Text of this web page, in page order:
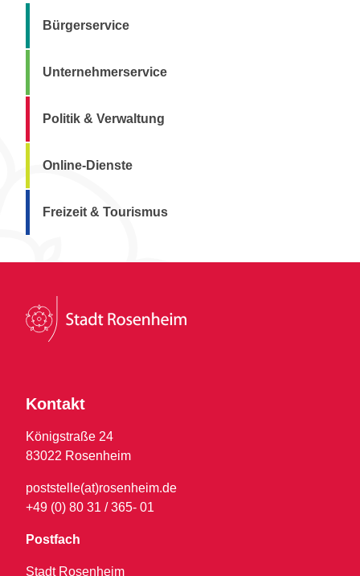
Bürgerservice
Unternehmerservice
Politik & Verwaltung
Online-Dienste
Freizeit & Tourismus
Kontakt
Königstraße 24
83022 Rosenheim
poststelle(at)rosenheim.de
+49 (0) 80 31 / 365- 01
Postfach
Stadt Rosenheim